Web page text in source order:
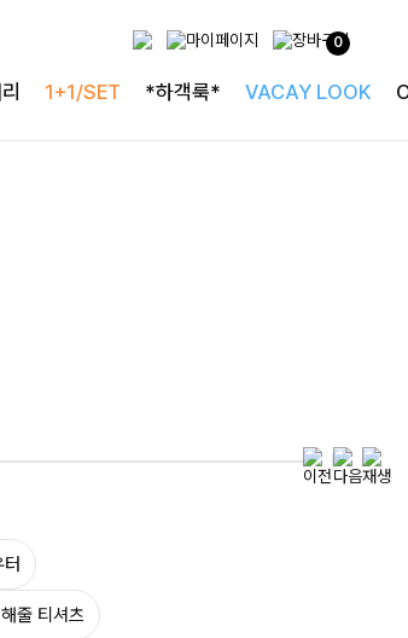
0
1+1/SET *하객룩* VACAY LOOK
줄 티셔츠